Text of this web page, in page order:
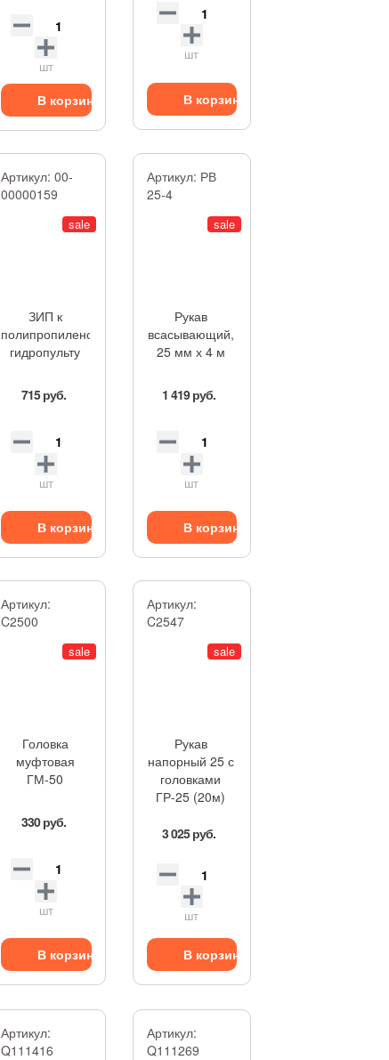
шт
В корзину
шт
В корзину
Артикул:00-
00000159
sale
ЗИП к
полипропиленовому
гидропульту
715 руб.
шт
В корзину
Артикул: РВ
25-4
sale
Рукав
всасывающий,
25 мм х 4 м
1 419 руб.
шт
В корзину
Артикул:
C2500
sale
Головка
муфтовая
ГМ-50
330 руб.
шт
В корзину
Артикул:
C2547
sale
Рукав
напорный 25 с
головками
ГР-25 (20м)
3 025 руб.
шт
В корзину
Артикул:
Q111416
Артикул:
Q111269